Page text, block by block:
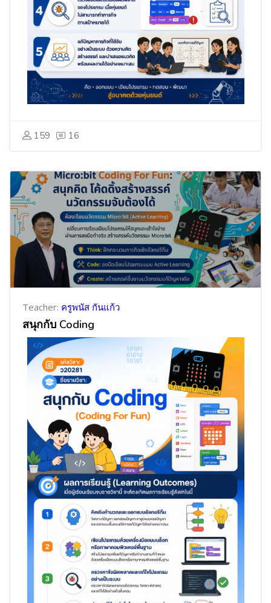
159 16
Teacher: ครูพนัส กันแก้ว
สนุกกับ Coding